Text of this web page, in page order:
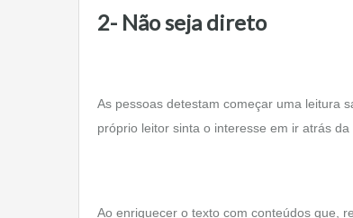
2- Não seja direto
As pessoas detestam começar uma leitura
próprio leitor sinta o interesse em ir atrás da
Ao enriquecer o texto com conteúdos que,